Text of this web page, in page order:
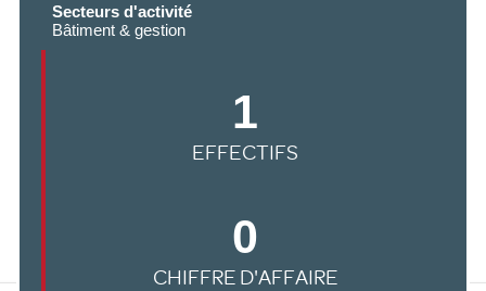
Secteurs d'activité
Bâtiment & gestion
EFFECTIFS
1
CHIFFRE D'AFFAIRE
0